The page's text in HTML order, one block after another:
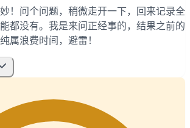
！问个问题，稍微走开一下，回来记录全
都没有。我是来问正经事的，结果之前的
属浪费时间，避雷！